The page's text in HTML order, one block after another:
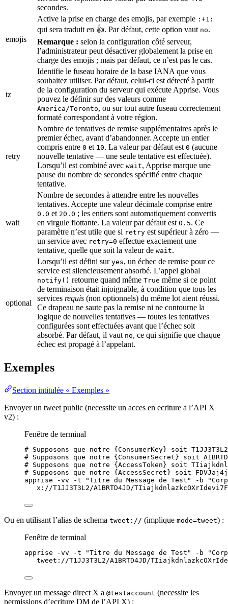
secondes.
emojis
Active la prise en charge des emojis, par exemple :+1:
qui sera traduit en 👍. Par défaut, cette option vaut no.
Remarque : selon la configuration côté serveur,
l’administrateur peut désactiver globalement la prise en
charge des emojis ; mais par défaut, ce n’est pas le cas.
tz
Identifie le fuseau horaire de la base IANA que vous
souhaitez utiliser. Par défaut, celui-ci est détecté à partir
de la configuration du serveur qui exécute Apprise. Vous
pouvez le définir sur des valeurs comme
America/Toronto, ou sur tout autre fuseau correctement
formaté correspondant à votre région.
retry
Nombre de tentatives de remise supplémentaires après le
premier échec, avant d’abandonner. Accepte un entier
compris entre 0 et 10. La valeur par défaut est 0 (aucune
nouvelle tentative — une seule tentative est effectuée).
Lorsqu’il est combiné avec wait, Apprise marque une
pause du nombre de secondes spécifié entre chaque
tentative.
wait
Nombre de secondes à attendre entre les nouvelles
tentatives. Accepte une valeur décimale comprise entre
0.0 et 20.0 ; les entiers sont automatiquement convertis
en virgule flottante. La valeur par défaut est 0.5. Ce
paramètre n’est utile que si retry est supérieur à zéro —
un service avec retry=0 effectue exactement une
tentative, quelle que soit la valeur de wait.
optional
Lorsqu’il est défini sur yes, un échec de remise pour ce
service est silencieusement absorbé. L’appel global
notify() retourne quand même True même si ce point
de terminaison était injoignable, à condition que tous les
services requis (non optionnels) du même lot aient réussi.
Ce drapeau ne saute pas la remise ni ne contourne la
logique de nouvelles tentatives — toutes les tentatives
configurées sont effectuées avant que l’échec soit
absorbé. Par défaut, il vaut no, ce qui signifie que chaque
échec est propagé à l’appelant.
Exemples
Section intitulée « Exemples »
Envoyer un tweet public (necessite un acces en ecriture a l’API X
v2) :
Fenêtre de terminal
# Supposons que notre {ConsumerKey} soit T1JJ3T3L2
# Supposons que notre {ConsumerSecret} soit
# Supposons que notre {AccessToken} soit
# Supposons que notre {AccessSecret} soit
apprise
-vv -t "Titre du Message de Test " -b "
x://T1JJ3T3L2/A1BRTD4JD/
Ou en utilisant l’alias de schema tweet:// (implique mode=tweet) :
Fenêtre de terminal
apprise -vv -t "Titre du Message de Test " -b "
tweet://T1JJ3T3L2/A1BRTD4JD/
Envoyer un message direct X a @testaccount (necessite les
permissions d’ecriture DM de l’API X) :